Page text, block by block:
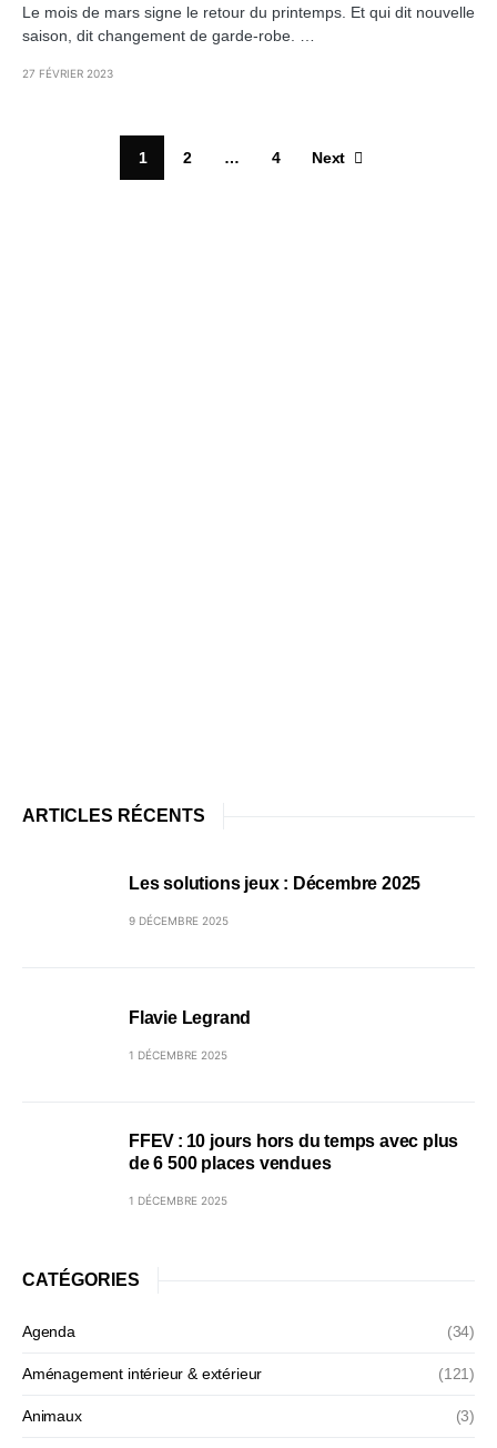
Le mois de mars signe le retour du printemps. Et qui dit nouvelle
saison, dit changement de garde-robe. …
27 FÉVRIER 2023
1 2 … 4 Next
ARTICLES RÉCENTS
Les solutions jeux : Décembre 2025
9 DÉCEMBRE 2025
Flavie Legrand
1 DÉCEMBRE 2025
FFEV : 10 jours hors du temps avec plus
de 6 500 places vendues
1 DÉCEMBRE 2025
CATÉGORIES
Agenda (34)
Aménagement intérieur & extérieur (121)
Animaux (3)